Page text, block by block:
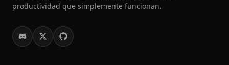
productividad que simplemente funcionan.